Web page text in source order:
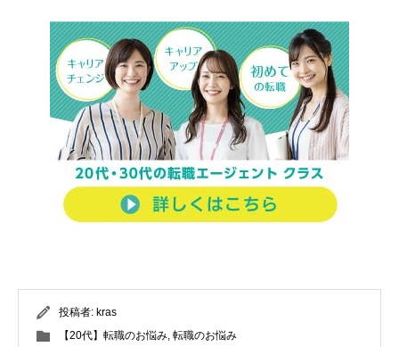
投稿者: kras
【20代】転職のお悩み 転職のお悩み